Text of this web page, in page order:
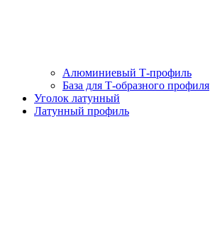
Алюминиевый Т-профиль
База для Т-образного профиля
Уголок латунный
Латунный профиль